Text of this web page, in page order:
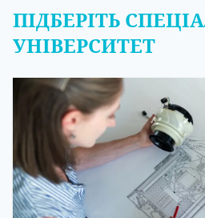
ПІДБЕРІТЬ
УНІВЕРСИТЕТ